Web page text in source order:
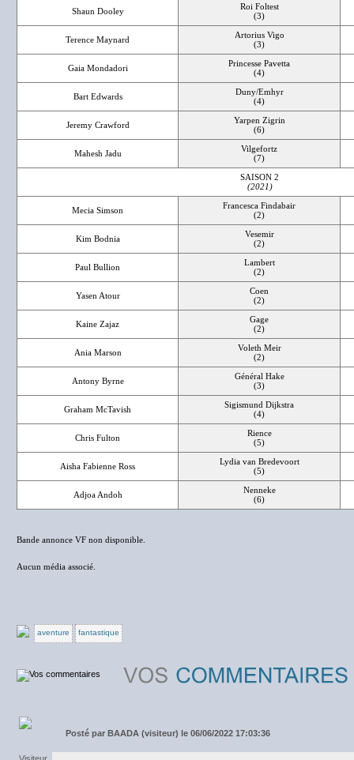
Shaun Dooley
Roi Foltest
(3)
Terence Maynard
Artorius Vigo
(3)
Gaia Mondadori
Princesse Pavetta
(4)
Bart Edwards
Duny/Emhyr
(4)
Jeremy Crawford
Yarpen Zigrin
(6)
Mahesh Jadu
Vilgefortz
(7)
SAISON 2
(2021)
Mecia Simson
Francesca Findabair
(2)
Kim Bodnia
Vesemir
(2)
Paul Bullion
Lambert
(2)
Yasen Atour
Coen
(2)
Kaine Zajaz
Gage
(2)
Ania Marson
Voleth Meir
(2)
Antony Byrne
Général Hake
(3)
Graham McTavish
Sigismund Dijkstra
(4)
Chris Fulton
Rience
(5)
Aisha Fabienne Ross
Lydia van Bredevoort
(5)
Adjoa Andoh
Nenneke
(6)
Bande annonce VF non disponible.
Aucun média associé.
aventure fantastique
Posté par BAADA (visiteur) le 06/06/2022 17:03:36